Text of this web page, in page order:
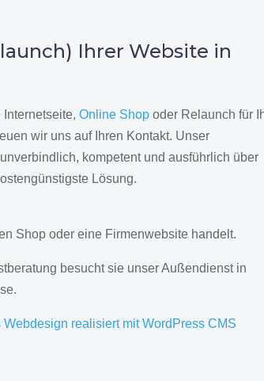
Ihrer Website in
Online Shopoder Relaunch für
wir uns auf Ihren Kontakt. Unser
kompetent und ausführlich über
Lösung.
Shop oder eine Firmenwebsite handelt.
besucht sie unser Außendienst in
realisiert mit WordPress CMS